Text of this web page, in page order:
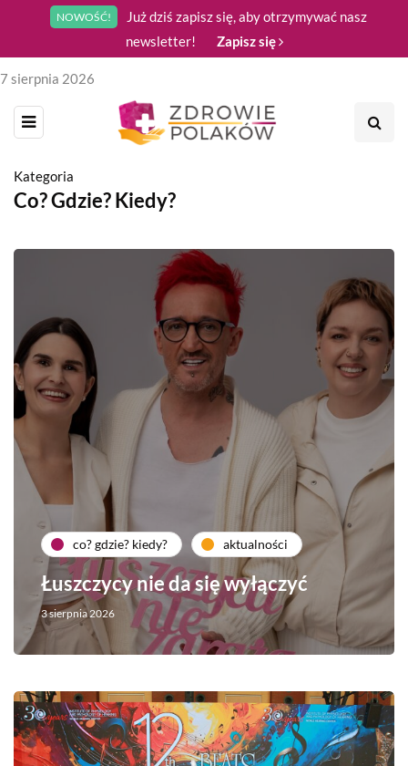
NOWOŚĆ!
Już dziś zapisz się, aby otrzymywać nasz
newsletter!
Zapisz się
7 sierpnia 2026
Kategoria
Co? Gdzie? Kiedy?
co? gdzie? kiedy? aktualności
Łuszczycy nie da się wyłączyć
3 sierpnia 2026